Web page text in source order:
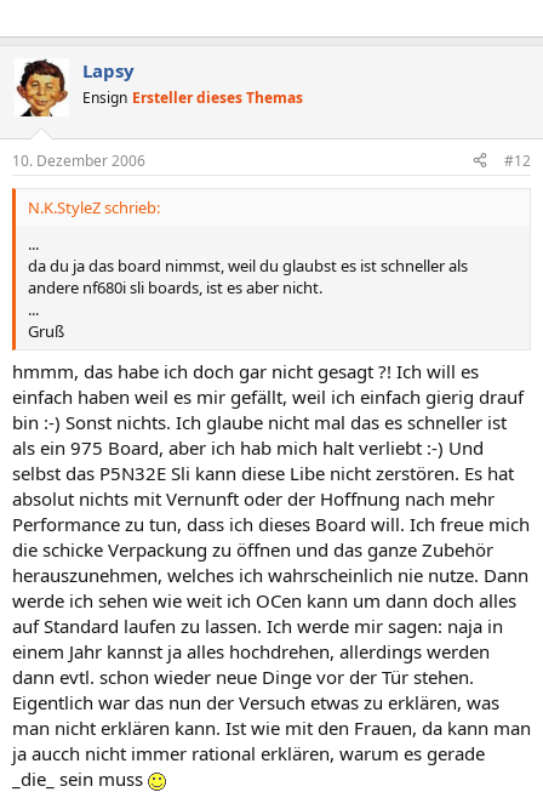
Lapsy
Ensign Ersteller dieses Themas
10. Dezember 2006 #12
N.K.StyleZ schrieb:
...
da du ja das board nimmst, weil du glaubst es ist schneller als
andere nf680i sli boards, ist es aber nicht.
...
Gruß
hmmm, das habe ich doch gar nicht gesagt ?! Ich will es
einfach haben weil es mir gefällt, weil ich einfach gierig drauf
bin :-) Sonst nichts. Ich glaube nicht mal das es schneller ist
als ein 975 Board, aber ich hab mich halt verliebt :-) Und
selbst das P5N32E Sli kann diese Libe nicht zerstören. Es hat
absolut nichts mit Vernunft oder der Hoffnung nach mehr
Performance zu tun, dass ich dieses Board will. Ich freue mich
die schicke Verpackung zu öffnen und das ganze Zubehör
herauszunehmen, welches ich wahrscheinlich nie nutze. Dann
werde ich sehen wie weit ich OCen kann um dann doch alles
auf Standard laufen zu lassen. Ich werde mir sagen: naja in
einem Jahr kannst ja alles hochdrehen, allerdings werden
dann evtl. schon wieder neue Dinge vor der Tür stehen.
Eigentlich war das nun der Versuch etwas zu erklären, was
man nicht erklären kann. Ist wie mit den Frauen, da kann man
ja aucch nicht immer rational erklären, warum es gerade
_die_ sein muss